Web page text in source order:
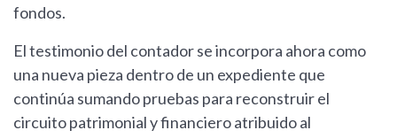
fondos.
El testimonio del contador se incorpora ahora como
una nueva pieza dentro de un expediente que
continúa sumando pruebas para reconstruir el
circuito patrimonial y financiero atribuido al